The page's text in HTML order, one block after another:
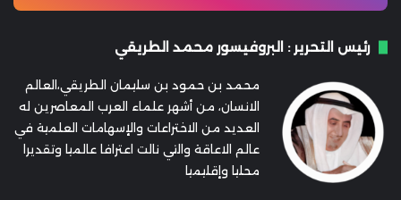
رئيس التحرير : البروفيسور محمد الطريقي
محمد بن حمود بن سليمان الطريقي،العالم
الانسان، من أشهر علماء العرب المعاصرين له
العديد من الاختراعات والإسهامات العلمية في
عالم الاعاقة والتي نالت اعترافا عالميا وتقديرا
محليا وإقليميا